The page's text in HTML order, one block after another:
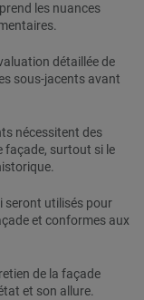
les nuances
détaillée de
sous-jacents avant
nécessitent des
façade, surtout si le
seront utilisés pour
et conformes aux
de la façade
et son allure.